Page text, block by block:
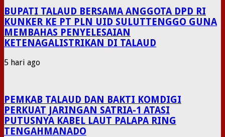
BUPATI TALAUD BERSAMA ANGGOTA DPD RI
KUNKER KE PT PLN UID SULUTTENGGO GUNA
MEMBAHAS PENYELESAIAN
KETENAGALISTRIKAN DI TALAUD
5 hari ago
PEMKAB TALAUD DAN BAKTI KOMDIGI
PERKUAT JARINGAN SATRIA-1 ATASI
PUTUSNYA KABEL LAUT PALAPA RING
TENGAHMANADO